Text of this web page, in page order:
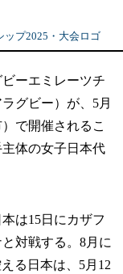
ップ2025・大会ロゴ
ーエミレーツチ
グビー）が、5月
で開催されるこ
体の女子日本代
は15日にカザフ
対戦する。8月に
る日本は、5月12